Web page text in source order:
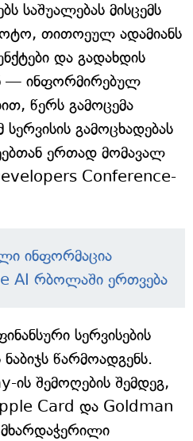
საშუალებას მისცემს
თითოეულ ადამიანს
და გადახდის
— ინფორმირებულ
წერს გამოცემა
გამოცხადებას
ერთად მომავალ
Conference-
ინფორმაცია
AI რბოლაში ერთვება
სერვისების
წარმოადგენს.
შემოღების შემდეგ,
Card და Goldman